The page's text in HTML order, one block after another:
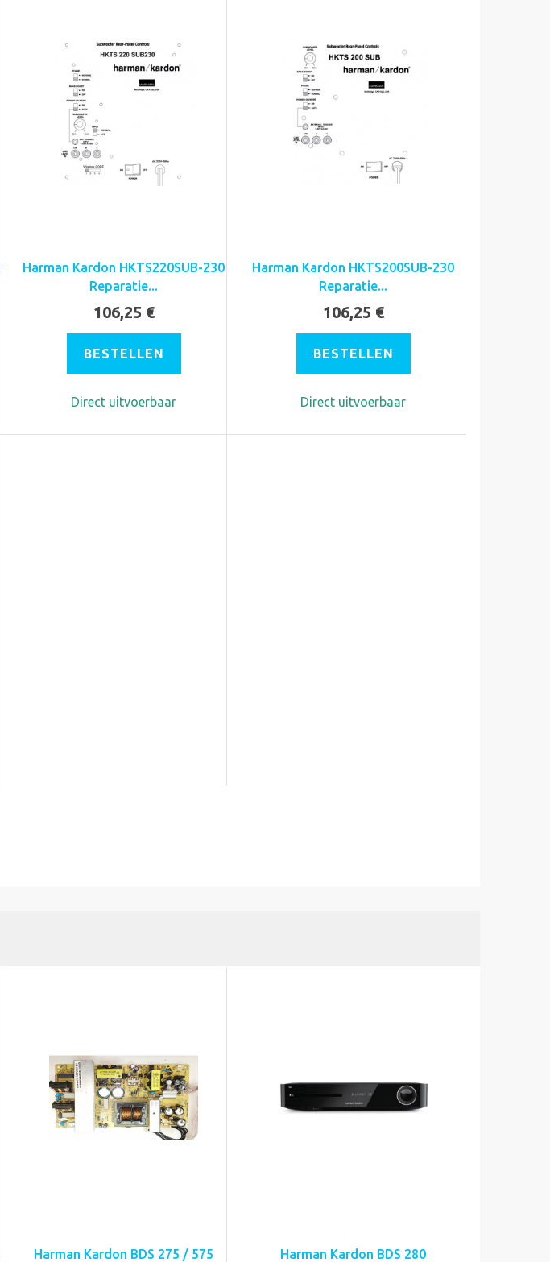
Harman Kardon HKTS220SUB-230
Reparatie...
106,25 €
BESTELLEN
Direct uitvoerbaar
Harman Kardon HKTS200SUB-230
Reparatie...
106,25 €
BESTELLEN
Direct uitvoerbaar
Harman Kardon BDS 275 / 575 Harman Kardon BDS 280